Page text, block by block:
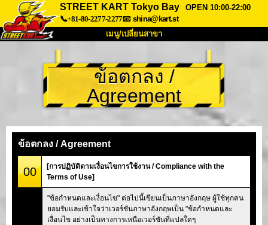
STREET KART Tokyo Bay
OPEN 10:00-22:00
📞+81-80-2277-2277📧 shina@kart.st
เมนู/เปลี่ยนสาขา
เกี่ยวกับ สเปค ราคา
การเข้าถึง เสียงจากผู้ใช้ คำถามที่พบบ่อย
Tokyo Shinagawa
Tokyo Akihabara#2
Tokyo Shibuya Annex Tokyo Bay
Tokyo Asakusa Osaka
ข้อตกลง /
Agreement
ข้อตกลง / Agreement
00
[การปฏิบัติตามเงื่อนไขการใช้งาน / Compliance with the
Terms of Use]
"ข้อกำหนดและเงื่อนไข" ต่อไปนี้เขียนเป็นภาษาอังกฤษ ผู้ใช้ทุกคน
ยอมรับและเข้าใจว่าเวอร์ชันภาษาอังกฤษเป็น "ข้อกำหนดและ
เงื่อนไข อย่างเป็นทางการเหนือเวอร์ชันที่แปลใดๆ